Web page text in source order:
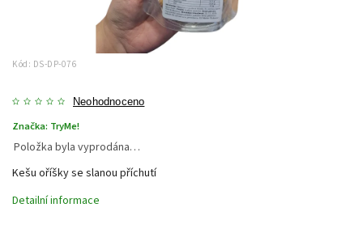
Kód: DS-DP-076
Neohodnoceno
Značka: TryMe!
Položka byla vyprodána…
Kešu oříšky se slanou příchutí
Detailní informace